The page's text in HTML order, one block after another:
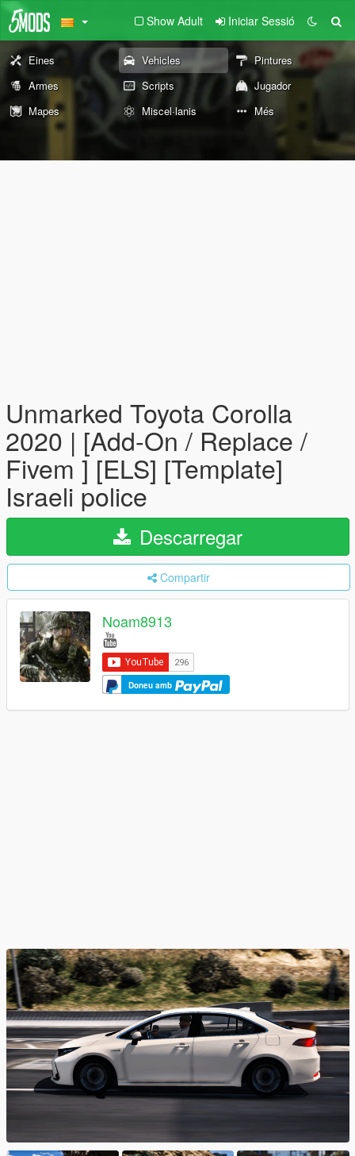
Show Adult Iniciar Sessió
Eines Vehicles
Pintures
Armes
Scripts
Jugador
Mapes
Miscel·lanis Més
Unmarked Toyota Corolla
2020 | [Add-On / Replace /
Fivem ] [ELS] [Template]
Israeli police
Descarregar
Compartir
Noam8913
Doneu amb